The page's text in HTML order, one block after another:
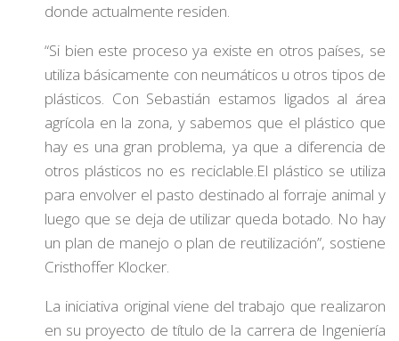
donde actualmente residen.
“Si bien este proceso ya existe en otros países, se
utiliza básicamente con neumáticos u otros tipos de
plásticos. Con Sebastián estamos ligados al área
agrícola en la zona, y sabemos que el plástico que
hay es una gran problema, ya que a diferencia de
otros plásticos no es reciclable.El plástico se utiliza
para envolver el pasto destinado al forraje animal y
luego que se deja de utilizar queda botado. No hay
un plan de manejo o plan de reutilización”, sostiene
Cristhoffer Klocker.
La iniciativa original viene del trabajo que realizaron
en su proyecto de título de la carrera de Ingeniería